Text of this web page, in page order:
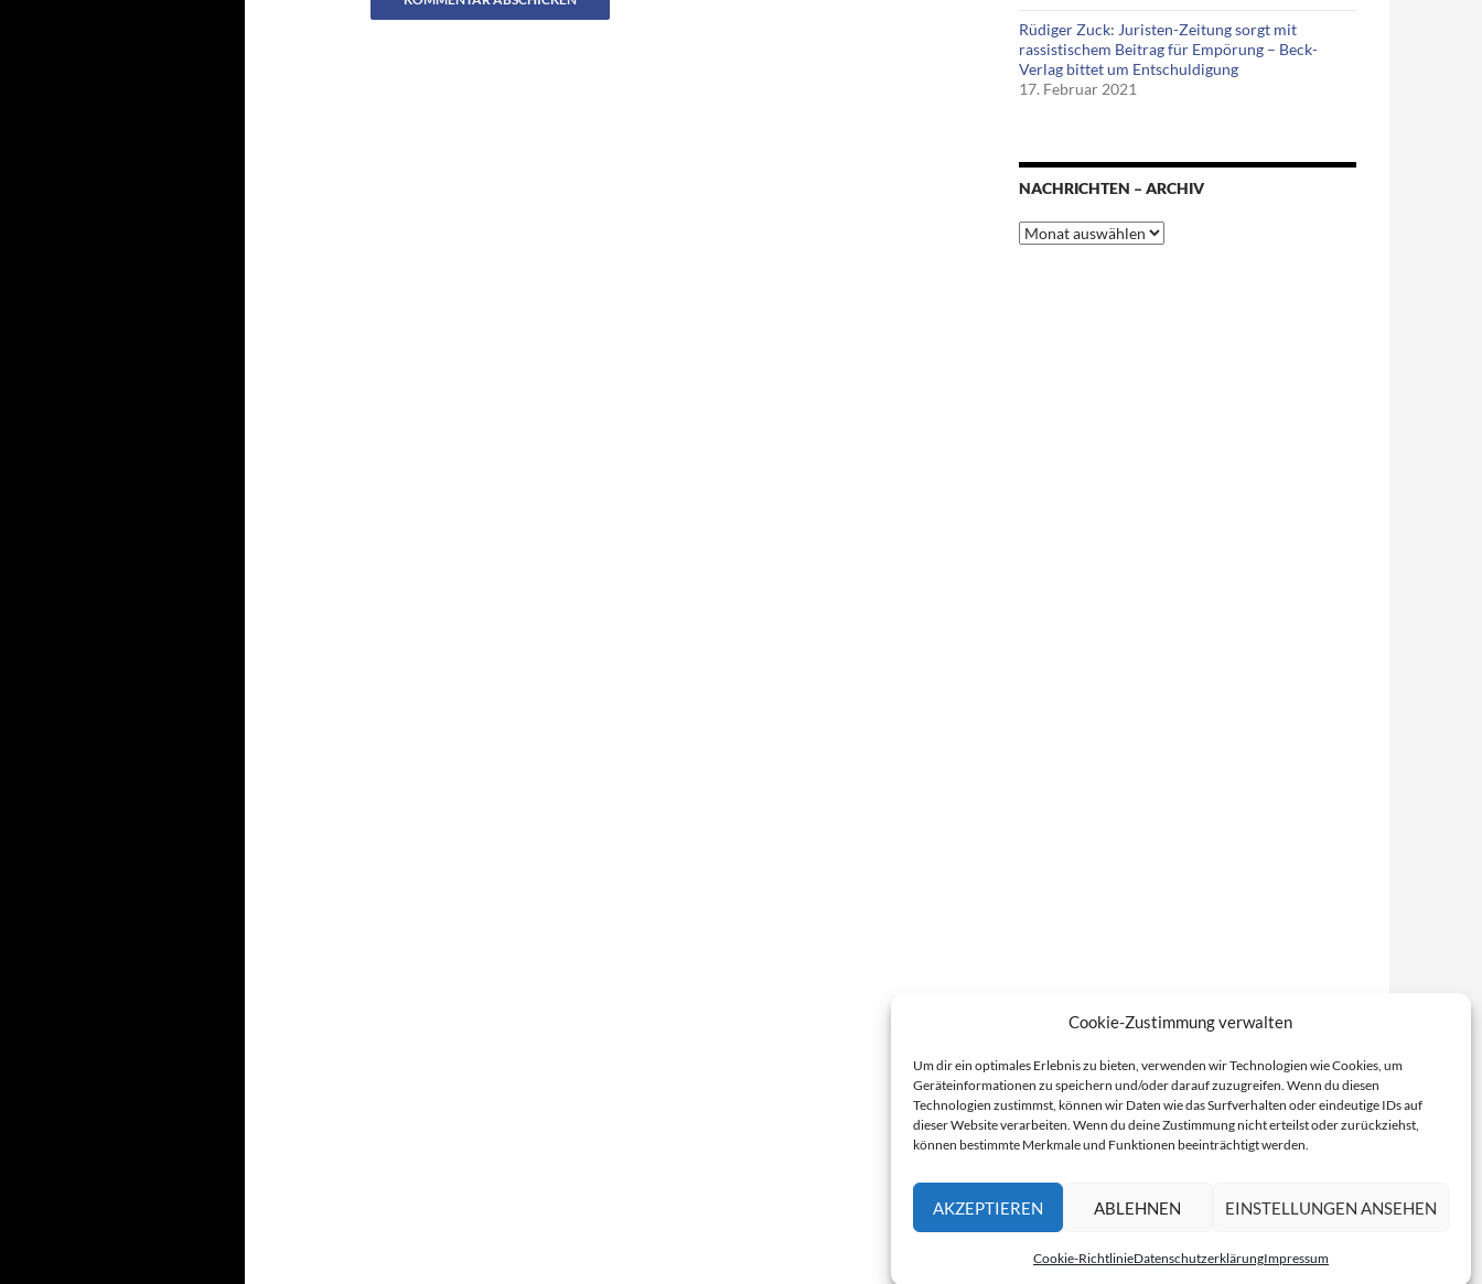
Cookie-Zustimmung verwalten
Um dir ein optimales Erlebnis zu bieten, verwenden wir Technologien wie Cookies, um
Geräteinformationen zu speichern und/oder darauf zuzugreifen. Wenn du diesen
Technologien zustimmst, können wir Daten wie das Surfverhalten oder eindeutige IDs auf
dieser Website verarbeiten. Wenn du deine Zustimmung nicht erteilst oder zurückziehst,
können bestimmte Merkmale und Funktionen beeinträchtigt werden.
AKZEPTIEREN ABLEHNEN EINSTELLUNGEN ANSEHEN
Cookie-RichtlinieDatenschutzerklärungImpressum
Rüdiger Zuck: Juristen-Zeitung sorgt mit
rassistischem Beitrag für Empörung – Beck-
Verlag bittet um Entschuldigung
17. Februar 2021
NACHRICHTEN – ARCHIV
Nachrichten
–